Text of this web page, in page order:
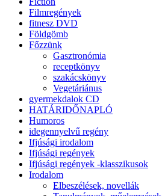
Filmregények
fitnesz DVD
Földgömb
Főzzünk
Gasztronómia
receptkönyv
szakácskönyv
Vegetáriánus
gyermekdalok CD
HATÁRIDŐNAPLÓ
Humoros
idegennyelvű regény
Ifjúsági irodalom
Ifjúsági regények
Ifjúsági regények -klasszikusok
Irodalom
Elbeszélések, novellák